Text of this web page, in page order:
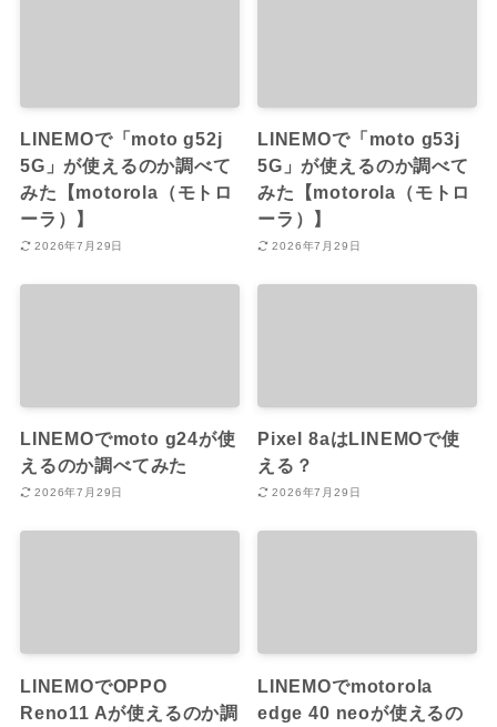
LINEMOで「moto g52j
5G」が使えるのか調べて
みた【motorola（モトロ
ーラ）】
2026年7月29日
LINEMOで「moto g53j
5G」が使えるのか調べて
みた【motorola（モトロ
ーラ）】
2026年7月29日
LINEMOでmoto g24が使
えるのか調べてみた
2026年7月29日
Pixel 8aはLINEMOで使
える？
2026年7月29日
LINEMOでOPPO
Reno11 Aが使えるのか調
LINEMOでmotorola
edge 40 neoが使えるの